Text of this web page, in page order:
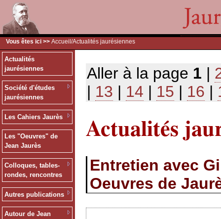
Vous êtes ici >> Accueil /Actualités jaurésiennes
Actualités
jaurésiennes
Société d'études
jaurésiennes
Les Cahiers Jaurès
Les "Oeuvres" de
Jean Jaurès
Colloques, tables-
rondes, rencontres
Autres publications
Autour de Jean
Aller à la page 1 |
| 13 | 14 | 15 | 16 |
Actualités
Entretien avec
Oeuvres de